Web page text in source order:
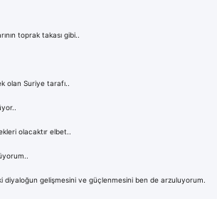
toprak takası gibi..
olan Suriye tarafı..
olacaktır elbet..
diyaloğun gelişmesini ve güçlenmesini ben de arzuluyorum.